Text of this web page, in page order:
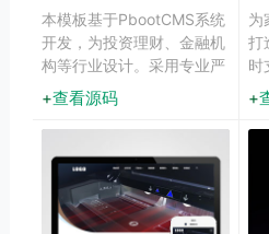
模板
本模板基于PbootCMS系统
开发，为投资理财、金融机
构等行业设计。采用专业严
谨的布局风格，突出金融服
务行业特色，适合展示各类
理财产品、投资服务和金融
资讯。
查看源码
为
打
时
成